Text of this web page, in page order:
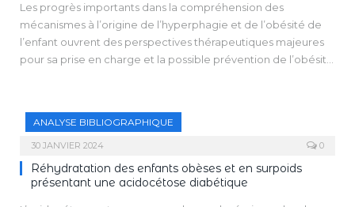
dans ce cas, intériorisée et peut se transformer en haine de
soi.
Les représentations jouent en effet ici un rôle capital. Le
courant récent de body positivity a bien tenté de les modifier
Les progrès importants dans la compréhension des
mécanismes à l’origine de l’hyperphagie et de l’obésité de
l’enfant ouvrent des perspectives thérapeutiques majeures
pour sa prise en charge et la possible prévention de l’obésité
montré leur limite, voire leur inefficacité à long terme, chez
les enfants les plus à risque. Le développement des nouvelles
molécules ciblant l’hyperphagie, comme les agonistes MC4R
pour les formes génétiques par interruption de la voie
leptine/mélanocortines et les agonistes du GLP-1 dans les
ANALYSE BIBLIOGRAPHIQUE
30 JANVIER 2024 0
Réhydratation des enfants obèses et en surpoids
présentant une acidocétose diabétique